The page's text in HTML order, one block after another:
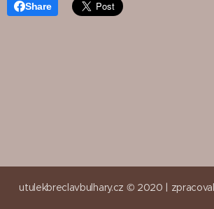
Share
utulekbreclavbulhary.cz © 2020 |